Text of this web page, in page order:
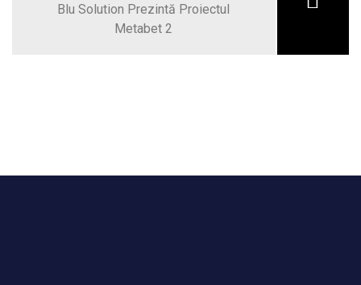
Blu Solution Prezintă Proiectul
Metabet 2